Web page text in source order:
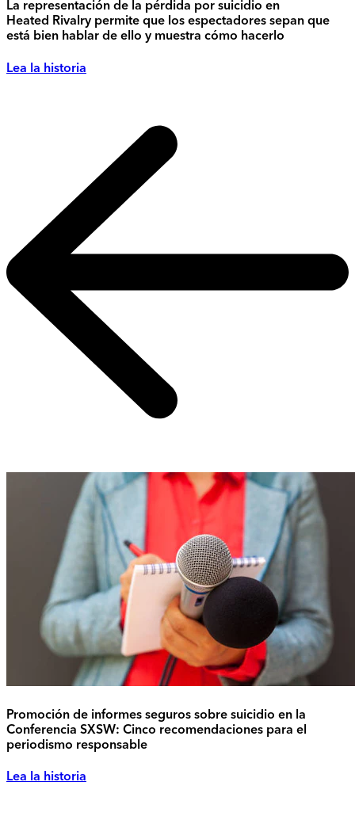
La representación de la pérdida por suicidio en
Heated Rivalry permite que los espectadores sepan que
está bien hablar de ello y muestra cómo hacerlo
Lea la historia
Promoción de informes seguros sobre suicidio en la
Conferencia SXSW: Cinco recomendaciones para el
periodismo responsable
Lea la historia